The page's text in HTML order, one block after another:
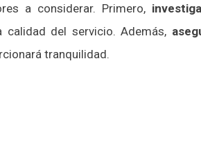
a considerar. Primero,
del servicio. Además,
tranquilidad.